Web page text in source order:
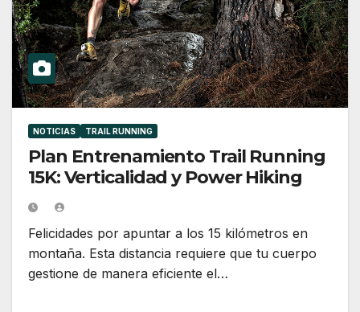
NOTICIAS TRAIL RUNNING
Plan Entrenamiento Trail Running
15K: Verticalidad y Power Hiking
Felicidades por apuntar a los 15 kilómetros en
montaña. Esta distancia requiere que tu cuerpo
gestione de manera eficiente el…